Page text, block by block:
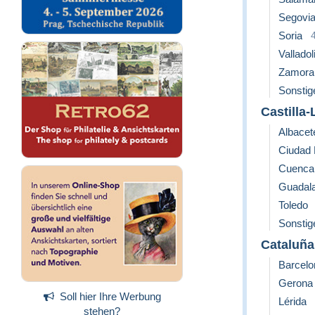
Soll hier Ihre Werbung
stehen?
Segovia
Soria
Zamora
Castilla-
Ciudad
Cuenca
Toledo
Cataluña
Gerona
Lérida